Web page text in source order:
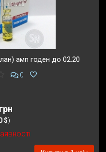
амп годен до 02.20
0
$)